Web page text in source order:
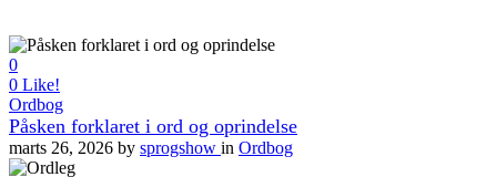
0
0 Like!
Ordbog
Påsken forklaret i ord og oprindelse
marts 26, 2026 by sprogshow in Ordbog